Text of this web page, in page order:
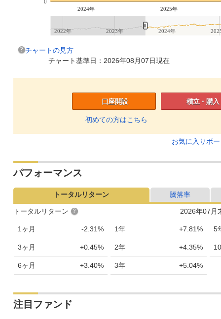
2024年 2025年
0
2022年 2023年 2024年
チャートの見方
チャート基準日：2026年08月07日現在
口座開設
初めての方はこちら
積立・購入
お気に入りボ
パフォーマンス
トータルリターン 騰落率
2026年07月
トータルリターン
1ヶ月 -2.31%
3ヶ月 +0.45%
6ヶ月 +3.40%
1年 +7.81%
2年 +4.35%
3年 +5.04%
5
注目ファンド